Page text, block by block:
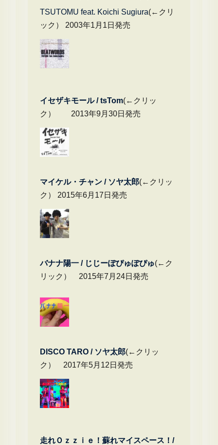
TSUTOMU feat. Koichi Sugiura(←クリ
ック） 2003年1月1日発売
イセザキモール / tsTom(←クリッ
ク） 2013年9月30日発売
マイケル・チャ ン / ソヤ太郎(←クリッ
ク） 2015年6月17日発売
バナナ陽一 / じじーぽぴゅぽぴゅ(←ク
リック） 2015年7月24日発売
DISCO TARO / ソヤ太郎(←クリッ
ク） 2017年5月12日発売
走れＯｚｚｉｅ！蘇れマイスペース！/